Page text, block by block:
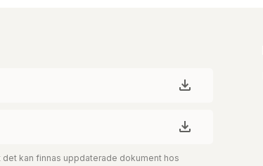
kan finnas uppdaterade dokument hos